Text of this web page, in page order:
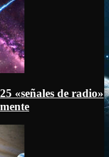
«señales de radio»